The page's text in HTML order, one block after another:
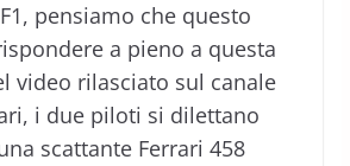
pensiamo che questo
a pieno a questa
video rilasciato sul canale
i due piloti si dilettano
scattante Ferrari 458